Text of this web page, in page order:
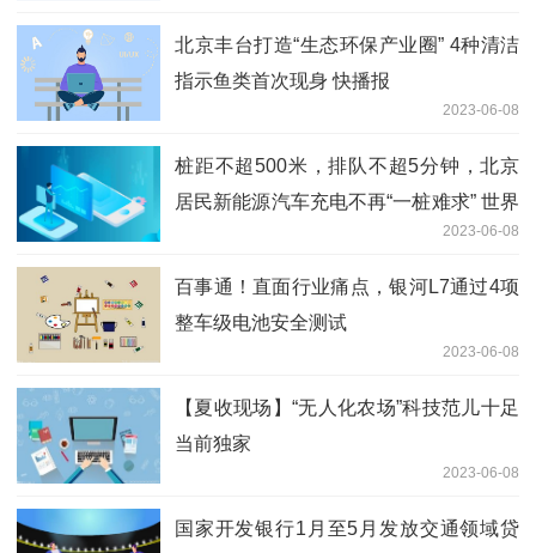
北京丰台打造“生态环保产业圈” 4种清洁
指示鱼类首次现身 快播报
2023-06-08
桩距不超500米，排队不超5分钟，北京
居民新能源汽车充电不再“一桩难求” 世界
2023-06-08
百事通！直面行业痛点，银河L7通过4项
整车级电池安全测试
2023-06-08
【夏收现场】“无人化农场”科技范儿十足
当前独家
2023-06-08
国家开发银行1月至5月发放交通领域贷